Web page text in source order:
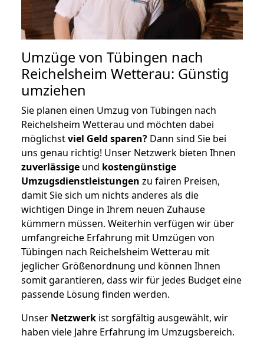
Umzüge von Tübingen nach
Reichelsheim Wetterau: Günstig
umziehen
Sie planen einen Umzug von Tübingen nach
Reichelsheim Wetterau und möchten dabei
möglichstviel Geld sparen? Dann sind Sie bei
uns genau richtig! Unser Netzwerk bieten Ihnen
zuverlässige und kostengünstige
Umzugsdienstleistungen zu fairen Preisen,
damit Sie sich um nichts anderes als die
wichtigen Dinge in Ihrem neuen Zuhause
kümmern müssen. Weiterhin verfügen wir über
umfangreiche Erfahrung mit Umzügen von
Tübingen nach Reichelsheim Wetterau mit
jeglicher Größenordnung und können Ihnen
somit garantieren, dass wir für jedes Budget eine
passende Lösung finden werden.
Unser Netzwerk ist sorgfältig ausgewählt, wir
haben viele Jahre Erfahrung im Umzugsbereich.